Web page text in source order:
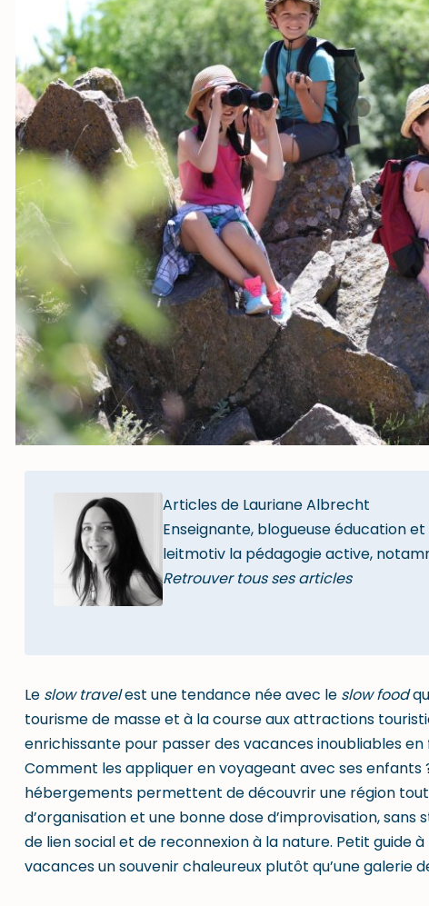
Articles de Lauriane Albrecht
Enseignante, blogueuse éducation
leitmotiv la pédagogie active,
Retrouver tous ses articles
Le slow travelest une tendance née avec le slow food
tourisme de masse et à la course aux attractions
enrichissante pour passer des vacances inoubliables
Comment les appliquer en voyageant avec ses
hébergements permettent de découvrir une région
d’organisation et une bonne dose d’improvisation,
de lien social et de reconnexion à la nature. Petit guide
vacances un souvenir chaleureux plutôt qu’une galerie